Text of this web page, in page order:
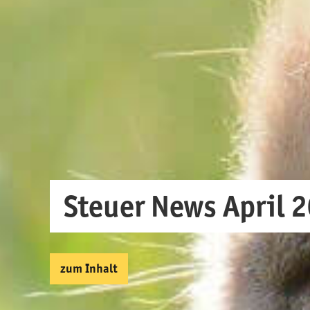
Steuer News April
zum Inhalt